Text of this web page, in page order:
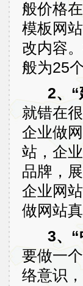
般价格
模板网
改内容
般为25
2、“
就错在
企业做
站，企
品牌，
企业网
做网站
3、“
要做一
络意识